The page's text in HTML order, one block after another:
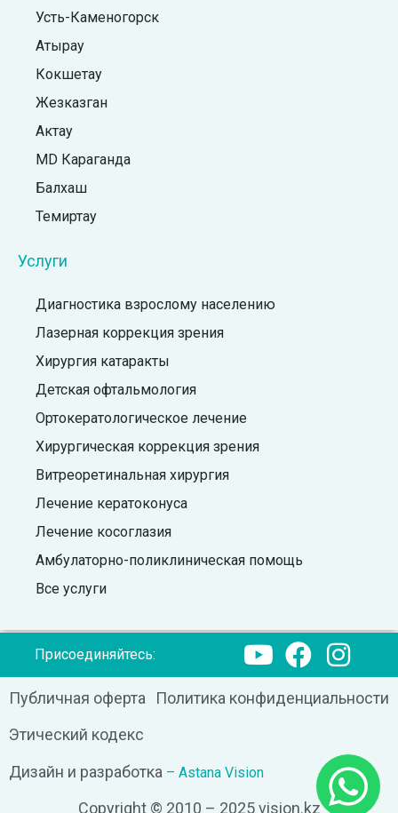
Усть-Каменогорск
Атырау
Кокшетау
Жезказган
Актау
MD Караганда
Балхаш
Темиртау
Услуги
Диагностика взрослому населению
Лазерная коррекция зрения
Хирургия катаракты
Детская офтальмология
Ортокератологическое лечение
Хирургическая коррекция зрения
Витреоретинальная хирургия
Лечение кератоконуса
Лечение косоглазия
Амбулаторно-поликлиническая помощь
Все услуги
Присоединяйтесь:
Публичная оферта
Политика конфиденциальности
Этический кодекс
Дизайн и разработка – Astana Vision
Copyright © 2010 – 2025 vision.kz